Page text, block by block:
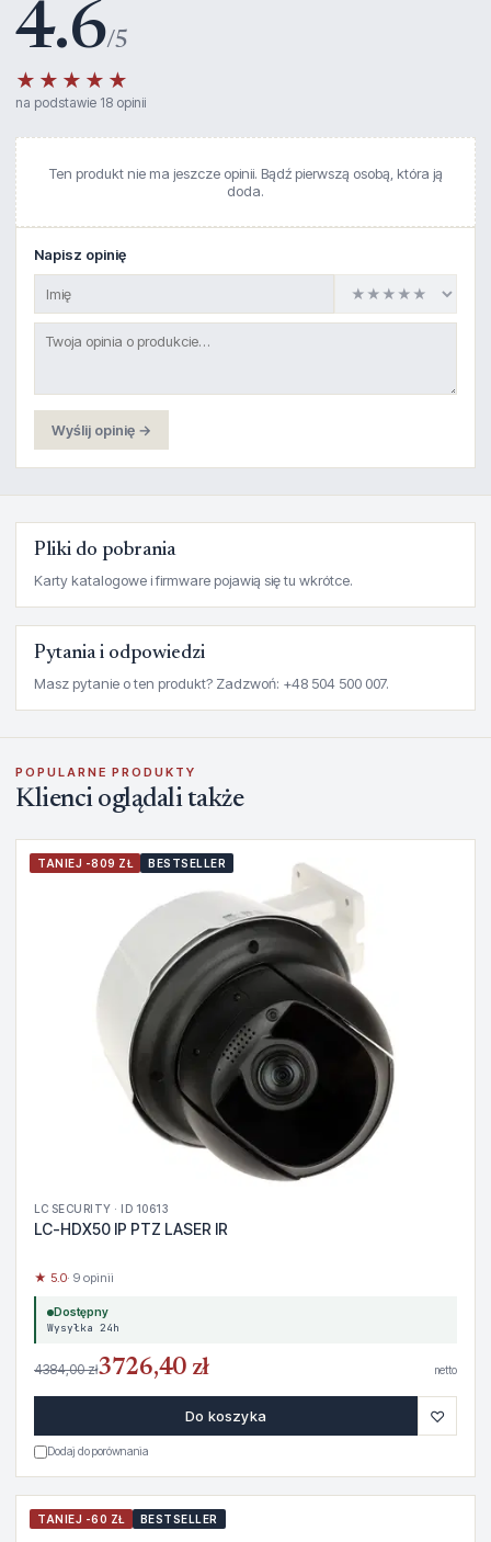
4.6/5
★★★★★
na podstawie 18 opinii
Ten produkt nie ma jeszcze opinii. Bądź pierwszą osobą, która ją
doda.
Napisz opinię
Wyślij opinię →
Pliki do pobrania
Karty katalogowe i firmware pojawią się tu wkrótce.
Pytania i odpowiedzi
Masz pytanie o ten produkt? Zadzwoń: +48 504 500 007.
POPULARNE PRODUKTY
Klienci oglądali także
TANIEJ -809 ZŁ BESTSELLER
LC SECURITY · ID 10613
LC-HDX50 IP PTZ LASER IR
★ 5.0· 9 opinii
Dostępny
Wysyłka 24h
4384,00 zł3726,40 zł netto
Do koszyka ♡
Dodaj do porównania
TANIEJ -60 ZŁ BESTSELLER